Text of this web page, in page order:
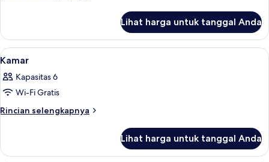
Kamar
Lihat harga untuk tanggal Anda
Lihat
semua
foto
untuk
Kamar
Seprai premium, brankas, meja kerja,
13
Kamar
Kapasitas 6
Wi-Fi Gratis
Rincian selengkapnya
Rincian
Kamar
Lihat harga untuk tanggal Anda